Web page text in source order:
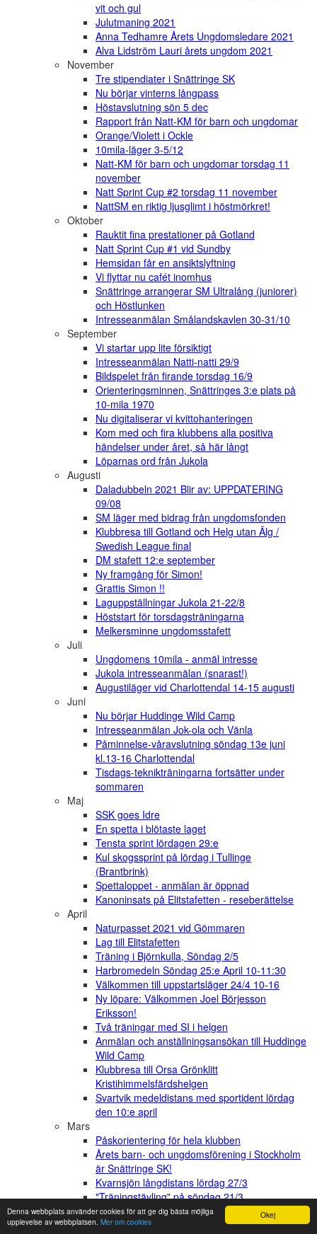
Okej
Denna webbplats använder cookies för att ge dig bästa möjliga
upplevelse av webbplatsen. Mer om cookies
vit och gul
Julutmaning 2021
Anna Tedhamre Årets Ungdomsledare 2021
Alva Lidström Lauri årets ungdom 2021
November
Tre stipendiater i Snättringe SK
Nu börjar vinterns långpass
Höstavslutning sön 5 dec
Rapport från Natt-KM för barn och ungdomar
Orange/Violett i Ockle
10mila-läger 3-5/12
Natt-KM för barn och ungdomar torsdag 11
november
Natt Sprint Cup #2 torsdag 11 november
NattSM en riktig ljusglimt i höstmörkret!
Oktober
Rauktit fina prestationer på Gotland
Natt Sprint Cup #1 vid Sundby
Hemsidan får en ansiktslyftning
Vi flyttar nu cafét inomhus
Snättringe arrangerar SM Ultralång (juniorer)
och Höstlunken
Intresseanmälan Smålandskavlen 30-31/10
September
Vi startar upp lite försiktigt
Intresseanmälan Natti-natti 29/9
Bildspelet från firande torsdag 16/9
Orienteringsminnen, Snättringes 3:e plats på
10-mila 1970
Nu digitaliserar vi kvittohanteringen
Kom med och fira klubbens alla positiva
händelser under året, så här långt
Löparnas ord från Jukola
Augusti
Daladubbeln 2021 Blir av: UPPDATERING
09/08
SM läger med bidrag från ungdomsfonden
Klubbresa till Gotland och Helg utan Älg /
Swedish League final
DM stafett 12:e september
Ny framgång för Simon!
Grattis Simon !!
Laguppställningar Jukola 21-22/8
Höststart för torsdagsträningarna
Melkersminne ungdomsstafett
Juli
Ungdomens 10mila - anmäl intresse
Jukola intresseanmälan (snarast!)
Augustiläger vid Charlottendal 14-15 augusti
Juni
Nu börjar Huddinge Wild Camp
Intresseanmälan Jok-ola och Vänla
Påminnelse-våravslutning söndag 13e juni
kl.13-16 Charlottendal
Tisdags-teknikträningarna fortsätter under
sommaren
Maj
SSK goes Idre
En spetta i blötaste laget
Tensta sprint lördagen 29:e
Kul skogssprint på lördag i Tullinge
(Brantbrink)
Spettaloppet - anmälan är öppnad
Kanoninsats på Elitstafetten - reseberättelse
April
Naturpasset 2021 vid Gömmaren
Lag till Elitstafetten
Träning i Björnkulla, Söndag 2/5
Harbromedeln Söndag 25:e April 10-11:30
Välkommen till uppstartsläger 24/4 10-16
Ny löpare: Välkommen Joel Börjesson
Eriksson!
Två träningar med SI i helgen
Anmälan och anställningsansökan till Huddinge
Wild Camp
Klubbresa till Orsa Grönklitt
Kristihimmelsfärdshelgen
Svartvik medeldistans med sportident lördag
den 10:e april
Mars
Påskorientering för hela klubben
Årets barn- och ungdomsförening i Stockholm
är Snättringe SK!
Kvarnsjön långdistans lördag 27/3
"Träningstävling" på söndag 21/3
[Video] Tobias Gelius snackar
överbelastningsskador med StOF projekt